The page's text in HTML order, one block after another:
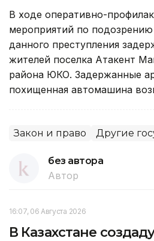
В ходе оперативно-
мероприятий по
данного преступления
жителей поселка Атакент
района ЮКО. Задержанные
похищенная автомашина
Закон и право Другие
без автора
Автор
16:07, 06 Августа 2026
В Казахстане